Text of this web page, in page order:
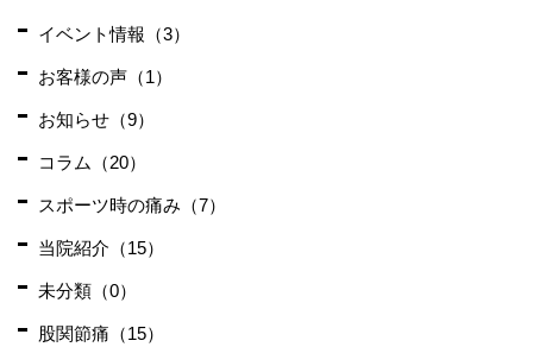
イベント情報（3）
お客様の声（1）
お知らせ（9）
コラム（20）
スポーツ時の痛み（7）
当院紹介（15）
未分類（0）
股関節痛（15）